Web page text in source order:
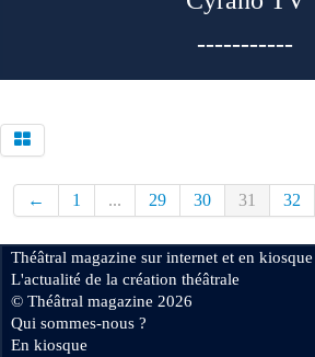
-----------
← 1 ... 29 30 31 32
Théâtral magazine sur internet et en kiosque
L'actualité de la création théâtrale
© Théâtral magazine 2026
Qui sommes-nous ?
En kiosque